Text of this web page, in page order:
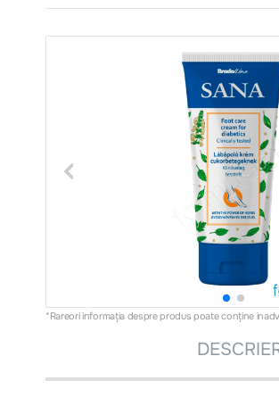
*Rareori informația despre produs poate conţine